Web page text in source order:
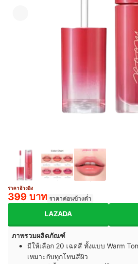
ราคาอ้างอิง
399 บาท ราคาค่อนข้างต่ำ
LAZADA
ภาพรวมผลิตภัณฑ์
มีให้เลือก 20 เฉดสี ทั้งแบบ Warm
เหมาะกับทุกโทนสีผิว